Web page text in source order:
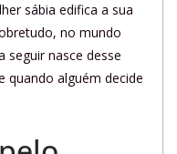
sábia edifica a sua
no mundo
seguir nasce desse
quando alguém decide